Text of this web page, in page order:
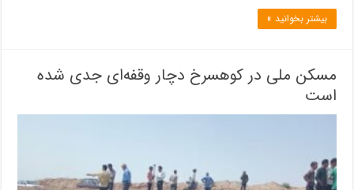
بیشتر بخوانید »
مسکن ملی در کوهسرخ دچار وقفه‌ای جدی شده
است